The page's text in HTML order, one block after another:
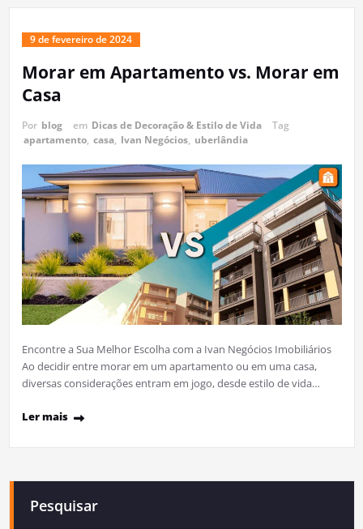
9 de fevereiro de 2024
Morar em Apartamento vs. Morar em
Casa
Por blog em Dicas de Decoração & Estilo de Vida
Tag
apartamento, casa, Ivan Negócios, uberlândia
Encontre a Sua Melhor Escolha com a Ivan Negócios Imobiliários
Ao decidir entre morar em um apartamento ou em uma casa,
diversas considerações entram em jogo, desde estilo de vida…
Ler mais
Pesquisar